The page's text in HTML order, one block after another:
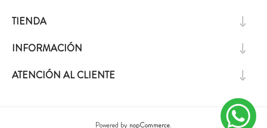
TIENDA
INFORMACIÓN
ATENCIÓN AL CLIENTE
Powered by nopCommerce.